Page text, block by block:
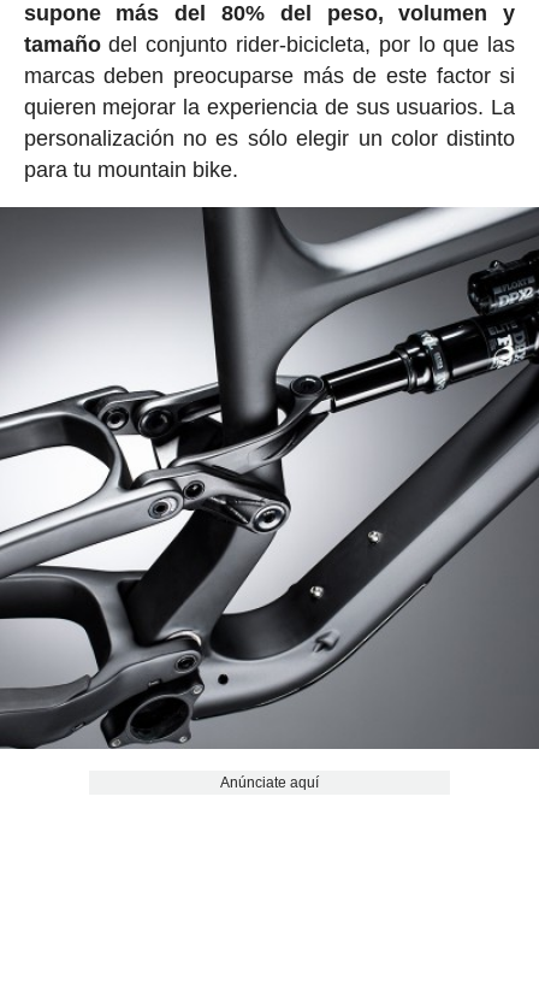
supone más del 80% del peso, volumen y
tamañodel conjunto rider-bicicleta, por lo que las
marcas deben preocuparse más de este factor si
quieren mejorar la experiencia de sus usuarios. La
personalización no es sólo elegir un color distinto
para tu mountain bike.
Anúnciate aquí